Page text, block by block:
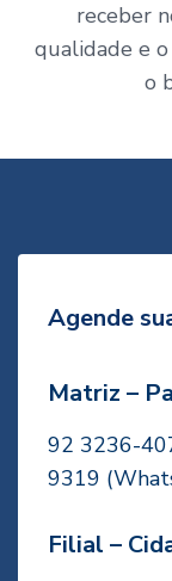
receber
qualidade e
o
Agende
Matriz –
92 3236-
9319
Filial –